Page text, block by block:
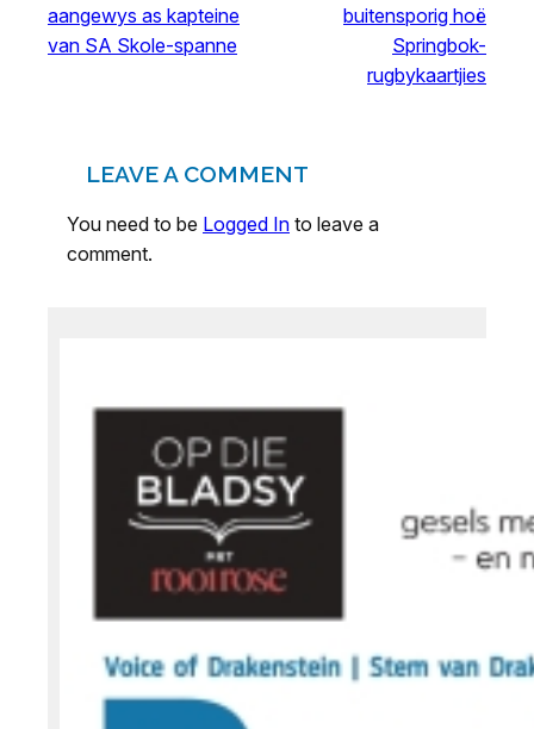
aangewys as kapteine
van SA Skole-spanne
buitensporig hoë
Springbok-
rugbykaartjies
LEAVE A COMMENT
You need to be Logged In to leave a
comment.